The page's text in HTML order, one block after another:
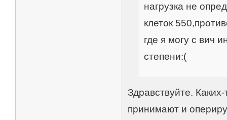
нагрузка не
клеток
где я могу с вич
степени:(
Здравствуйте.
принимают и